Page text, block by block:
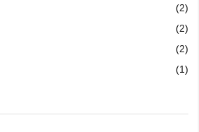
2
2
2
1